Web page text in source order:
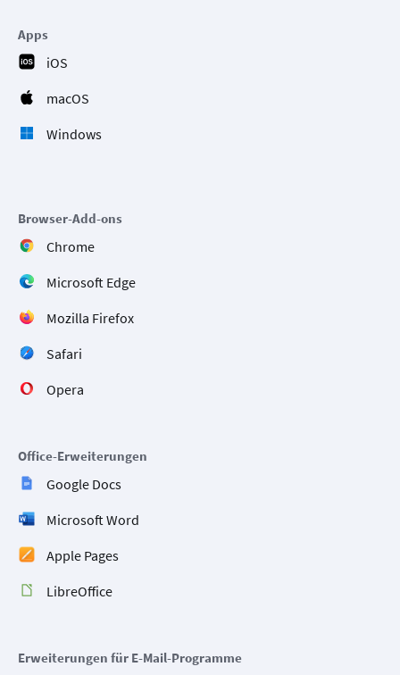
Apps
iOS
macOS
Windows
Browser-Add-ons
Chrome
Microsoft Edge
Mozilla Firefox
Safari
Opera
Office-Erweiterungen
Google Docs
Microsoft Word
Apple Pages
LibreOffice
Erweiterungen für E-Mail-Programme